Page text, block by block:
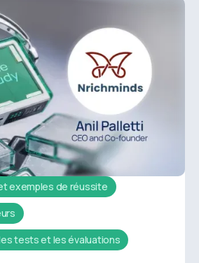
exemples de réussite
tests et les évaluations